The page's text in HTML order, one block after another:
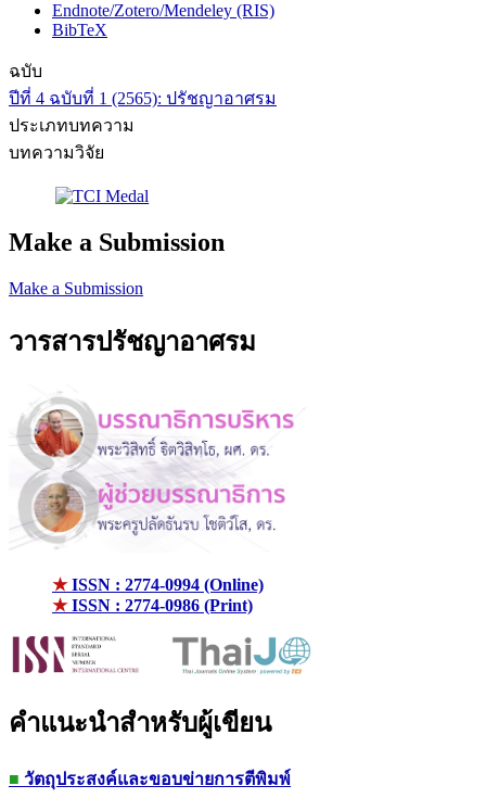
Endnote/Zotero/Mendeley (RIS)
BibTeX
ฉบับ
ปีที่ 4 ฉบับที่ 1 (2565): ปรัชญาอาศรม
ประเภทบทความ
บทความวิจัย
Make a Submission
Make a Submission
วารสารปรัชญาอาศรม
★ISSN : 2774-0994 (Online)
★ISSN : 2774-0986 (Print)
คำแนะนำสำหรับผู้เขียน
■ วัตถุประสงค์และขอบข่ายการตีพิมพ์